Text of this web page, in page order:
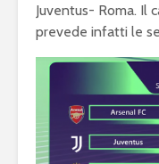
Juventus- Roma. Il
prevede infatti le